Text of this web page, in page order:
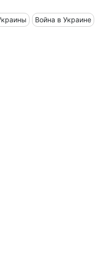
Война в Украине